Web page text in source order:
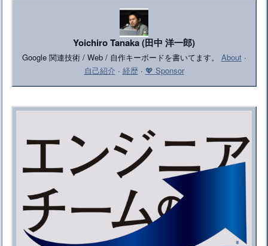
Yoichiro Tanaka (田中 洋一郎)
Google 関連技術 / Web / 自作キーボードを書いてます。 About·
自己紹介 · 経歴· 💖 Sponsor